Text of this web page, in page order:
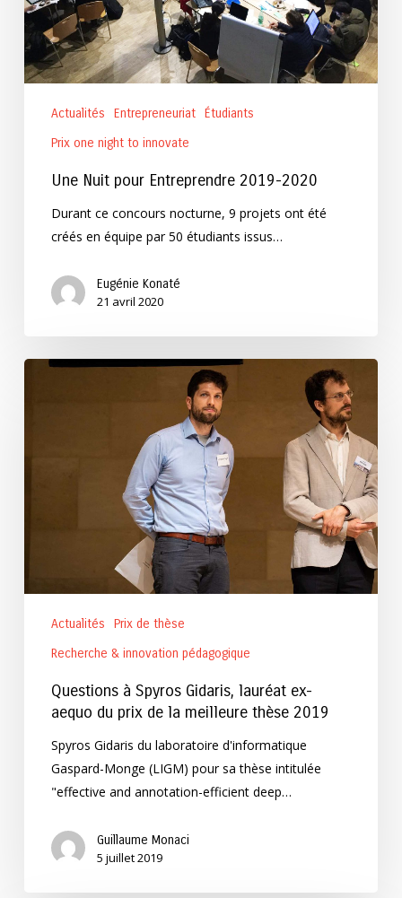
Actualités Entrepreneuriat Étudiants
Prix one night to innovate
Une Nuit pour Entreprendre 2019-2020
Durant ce concours nocturne, 9 projets ont été
créés en équipe par 50 étudiants issus…
Eugénie Konaté
21 avril 2020
Questions
meilleure
thèse
Actualités
Prix de thèse
Recherche & innovation pédagogique
Questions à Spyros Gidaris, lauréat ex-
aequo du prix de la meilleure thèse 2019
Spyros Gidaris du laboratoire d'informatique
Gaspard-Monge (LIGM) pour sa thèse intitulée
"effective and annotation-efficient deep…
Guillaume Monaci
5 juillet 2019